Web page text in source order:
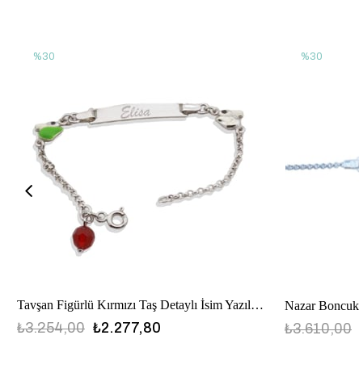
Tavşan Figürlü Kırmızı Taş Detaylı İsim Yazılabilen Plaka Gümüş Çocuk Bilekliği
₺2.277,80
₺3.254,00
%30
₺3.610,00
%30